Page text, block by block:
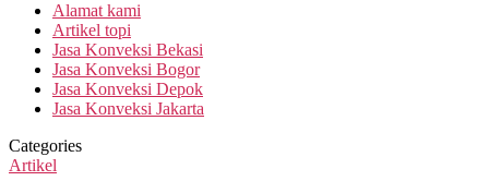
Alamat kami
Artikel topi
Jasa Konveksi Bekasi
Jasa Konveksi Bogor
Jasa Konveksi Depok
Jasa Konveksi Jakarta
Categories
Artikel